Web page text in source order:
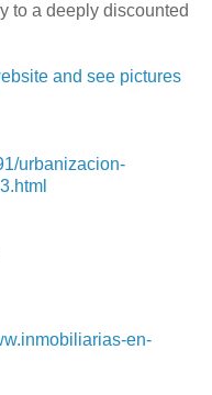
to a deeply discounted
and see pictures
urbanizacion-
en-